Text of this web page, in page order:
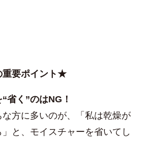
要ポイント★
省く”のはNG！
方に多いのが、「私は乾燥が
と、モイスチャーを省いてし